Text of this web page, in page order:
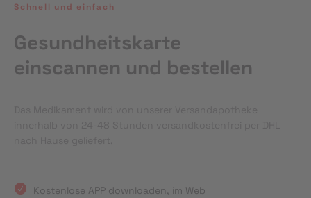
Schnell und einfach
Gesundheitskarte
einscannen und bestellen
Kostenlose APP downloaden, im Web